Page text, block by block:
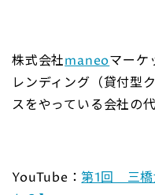
株式会社maneoマー
レンディング（貸付型
スをやっている会社の
YouTube：第1回 三橋